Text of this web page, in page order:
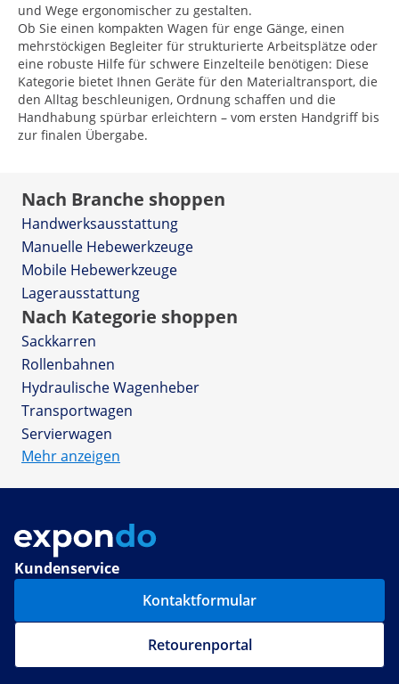
und Wege ergonomischer zu gestalten.
Ob Sie einen kompakten Wagen für enge Gänge, einen
mehrstöckigen Begleiter für strukturierte Arbeitsplätze oder
eine robuste Hilfe für schwere Einzelteile benötigen: Diese
Kategorie bietet Ihnen Geräte für den Materialtransport, die
den Alltag beschleunigen, Ordnung schaffen und die
Handhabung spürbar erleichtern – vom ersten Handgriff bis
zur finalen Übergabe.
Nach Branche shoppen
Handwerksausstattung
Manuelle Hebewerkzeuge
Mobile Hebewerkzeuge
Lagerausstattung
Nach Kategorie shoppen
Sackkarren
Rollenbahnen
Hydraulische Wagenheber
Transportwagen
Servierwagen
Mehr anzeigen
Kundenservice
Kontaktformular
Retourenportal